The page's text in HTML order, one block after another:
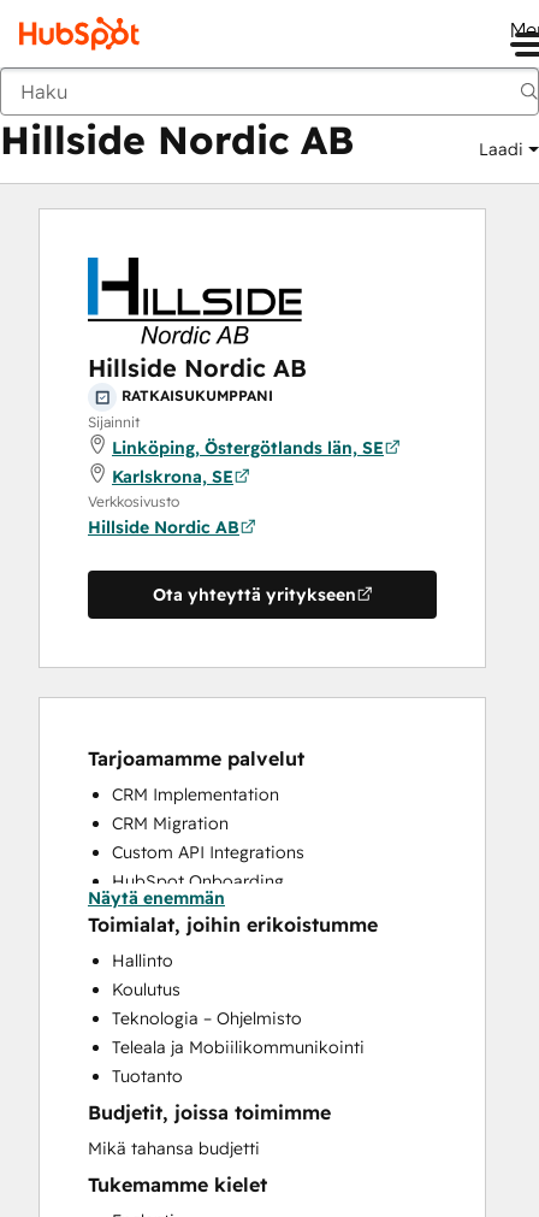
Markkinapaikka
Hillside Nordic AB Laadi
Hillside Nordic AB
RATKAISUKUMPPANI
Sijainnit
Linköping, Östergötlands län, SE
Karlskrona, SE
Verkkosivusto
Hillside Nordic AB
Ota yhteyttä yritykseen
Tarjoamamme palvelut
CRM Implementation
CRM Migration
Custom API Integrations
HubSpot Onboarding
Sales and Marketing Alignment
Sales Coaching and Training
Sales Enablement
Näytä enemmän
Toimialat, joihin erikoistumme
Hallinto
Koulutus
Teknologia – Ohjelmisto
Teleala ja Mobiilikommunikointi
Tuotanto
Budjetit, joissa toimimme
Mikä tahansa budjetti
Tukemamme kielet